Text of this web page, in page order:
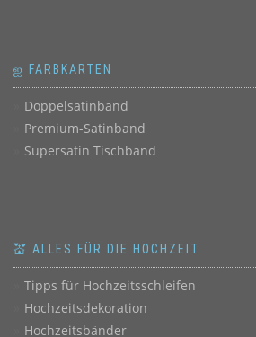
ஐ FARBKARTEN
Doppelsatinband
Premium-Satinband
Supersatin Tischband
💒 ALLES FÜR DIE HOCHZEIT
Tipps für Hochzeitsschleifen
Hochzeitsdekoration
Hochzeitsbänder